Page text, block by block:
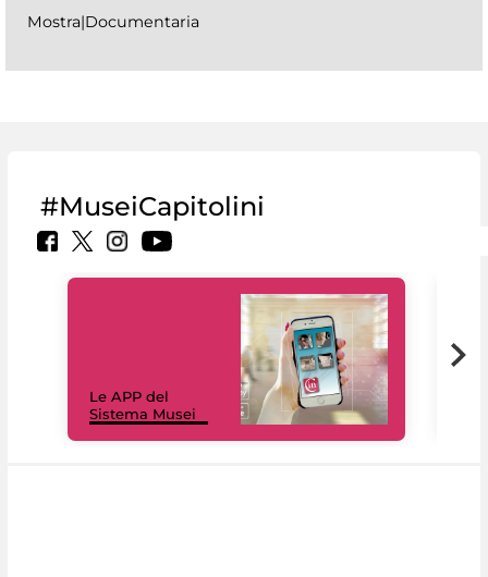
Mostra|Documentaria
#MuseiCapitolini
Le APP del
Sistema Musei